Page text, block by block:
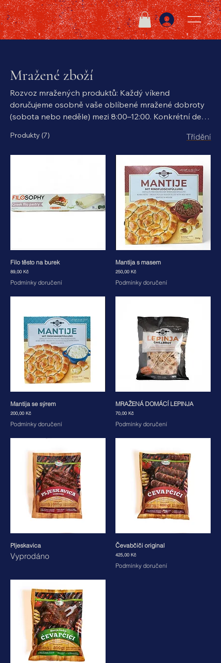
Mražené zboží
Rozvoz mražených produktů: Každý víkend
doručujeme osobně vaše oblíbené mražené dobroty
(sobota nebo neděle) mezi 8:00–12:00. Konkrétní den
kdy dorazíme.
Produkty (7) Třídění
Filo těsto na burek
Cena
89,00 Kč
Podmínky doručení
Mantija s masem
Cena
250,00 Kč
Podmínky doručení
Mantija se sýrem
Cena
200,00 Kč
Podmínky doručení
MRAŽENÁ DOMÁCÍ LEPINJA
Cena
70,00 Kč
Podmínky doručení
Pljeskavica
Vyprodáno
Čevabčiči original
Cena
425,00 Kč
Podmínky doručení